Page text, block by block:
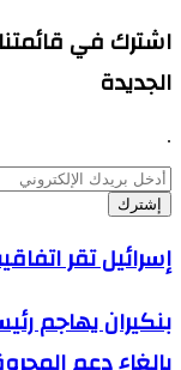
اشترك في
الجديدة
.
أدخل
بريدك
الإلكتروني
إسرائيل
تقر
التجارة
مع
كوريا
إسرائيل تقر
بنكيران
يهاجم
رئيس
بنكيران يهاجم